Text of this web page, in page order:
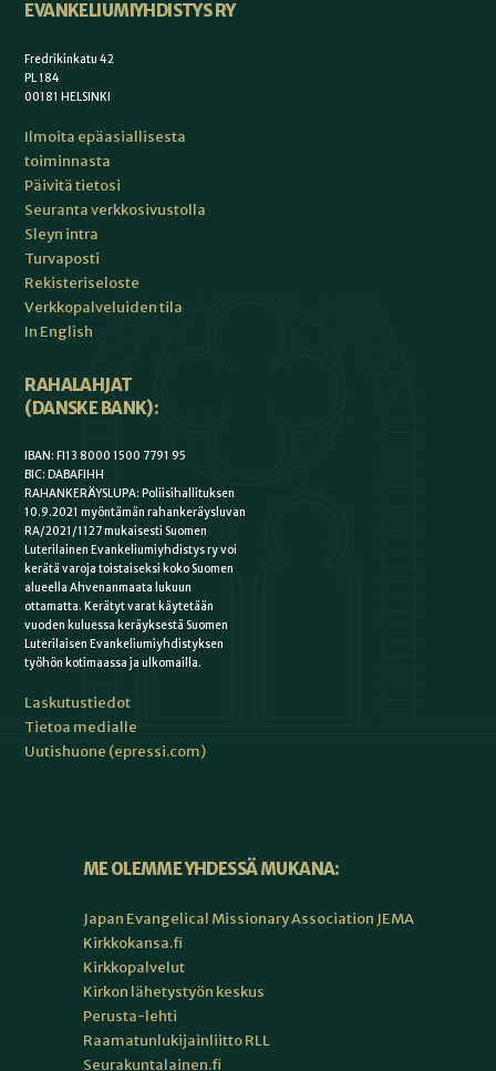
EVANKELIUMIYHDISTYS RY
Fredrikinkatu 42
PL 184
00181 HELSINKI
Ilmoita epäasiallisesta
toiminnasta
Päivitä tietosi
Seuranta verkkosivustolla
Sleyn intra
Turvaposti
Rekisteriseloste
Verkkopalveluiden tila
In English
RAHALAHJAT
(DANSKE BANK):
IBAN: FI13 8000 1500 7791 95
BIC: DABAFIHH
RAHANKERÄYSLUPA: Poliisihallituksen
10.9.2021 myöntämän rahankeräysluvan
RA/2021/1127 mukaisesti Suomen
Luterilainen Evankeliumiyhdistys ry voi
kerätä varoja toistaiseksi koko Suomen
alueella Ahvenanmaata lukuun
ottamatta. Kerätyt varat käytetään
vuoden kuluessa keräyksestä Suomen
Luterilaisen Evankeliumiyhdistyksen
työhön kotimaassa ja ulkomailla.
Laskutustiedot
Tietoa medialle
Uutishuone (epressi.com)
ME OLEMME YHDESSÄ MUKANA:
Japan Evangelical Missionary Association JEMA
Kirkkokansa.fi
Kirkkopalvelut
Kirkon lähetystyön keskus
Perusta-lehti
Raamatunlukijainliitto RLL
Seurakuntalainen.fi